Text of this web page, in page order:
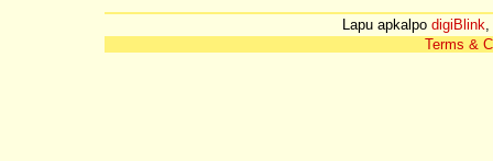
Lapu apkalpo digiBlink,
Terms &